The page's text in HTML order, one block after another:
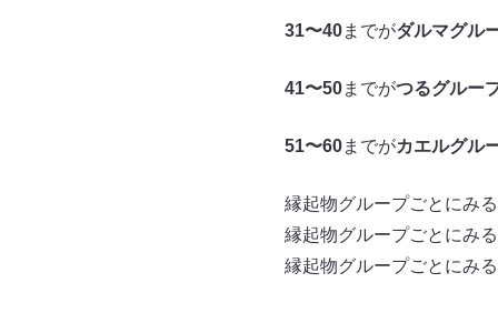
31〜40までがダルマグル
41〜50までがつるグルー
51〜60までがカエルグル
縁起物グループごとにみ
縁起物グループごとにみ
縁起物グループごとにみ